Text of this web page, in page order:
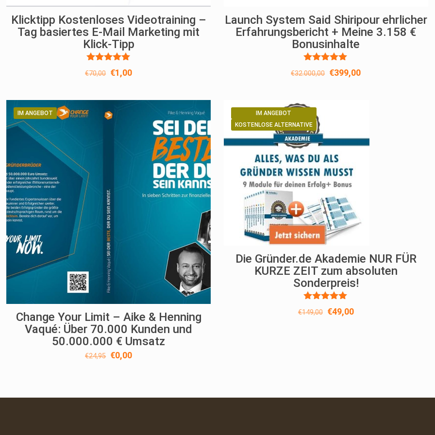
Klicktipp Kostenloses Videotraining –
Tag basiertes E-Mail Marketing mit
Klick-Tipp
Bewertet
mit
€70,00 Ursprünglicher
€70,00
€1,00Aktueller
Launch System Said Shiripour ehrlicher
Erfahrungsbericht + Meine 3.158 €
Bonusinhalte
Bewertet
mit
€32.000,00 Ursprünglicher
€399,00Aktueller
IM ANGEBOT
Change Your Limit – Aike & Henning
Vaqué: Über 70.000 Kunden und
50.000.000 € Umsatz
€24,95 Ursprünglicher
€0,00Aktueller
IM ANGEBOT
KOSTENLOSE ALTERNATIVE
Die Gründer.de Akademie NUR FÜR
KURZE ZEIT zum absoluten
Sonderpreis!
Bewertet
mit
€149,00 Ursprünglicher
€49,00Aktueller